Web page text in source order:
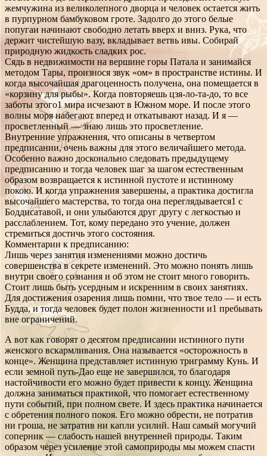
жемчужина из великолепного дворца и человек остается жить
в пурпурном бамбуковом гроте. Задолго до этого белые
попугаи начинают свободно летать вверх и вниз. Рука, что
держит чистейшую вазу, вкладывает ветвь ивы. Собирай
природную жидкость сладких рос.
Сядь в недвижимости на вершине горы Патала и занимайся
методом Тары, произнося звук «ом» в пространстве истины. И
когда высочайшая драгоценность получена, она помещается в
«корзину для рыбы». Когда повторяешь цзя-ло-та-до, то все
заботы этого1 мира исчезают в Южном море. И после этого
волны моря набегают вперед и откатывают назад. И я —
просветленный — знаю лишь это просветление.
Внутренние упражнения, что описаны в четвертом
предписании, очень важны для этого величайшего метода.
Особенно важно досконально следовать предыдущему
предписанию и тогда человек шаг за шагом естественным
образом возвращается к истинной пустоте и истинному
покою. И когда упражнения завершены, а практика достигла
высочайшего мастерства, то тогда она переглядывается1 с
Боддисатавой, и они улыбаются друг другу с легкостью и
расслаблением. Тот, кому передано это учение, должен
стремиться достичь этого состояния.
Комментарии к предписанию:
Лишь через занятия изменениями можно достичь
совершенства в секрете изменений. Это можно понять лишь
внутри своего сознания и об этом не стоит много говорить.
Стоит лишь быть усердным и искренним в своих занятиях.
Для достижения озарения лишь помни, что твое тело — и есть
Будда, и тогда человек будет полон жизненности и1 пребывать
вне ограничений.
А вот как говорят о десятом предписании истинного пути
женского вскармливания. Она называется «осторожность в
конце». Женщина представляет истинную триграмму Кунь. И
если земной путь-Дао еще не завершился, то благодаря
настойчивости его можно будет привести к концу. Женщина
должна заниматься практикой, что помогает естественному
пути событий, при полном свете. И здесь практика начинается
с обретения полного покоя. Его можно обрести, не потратив
ни гроша, не затратив ни капли усилий. Наш самый могучий
соперник — слабость нашей внутренней природы. Таким
образом через усиление этой самоприроды мы можем спасти